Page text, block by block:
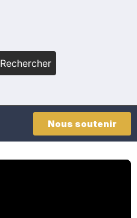
Rechercher
Nous soutenir